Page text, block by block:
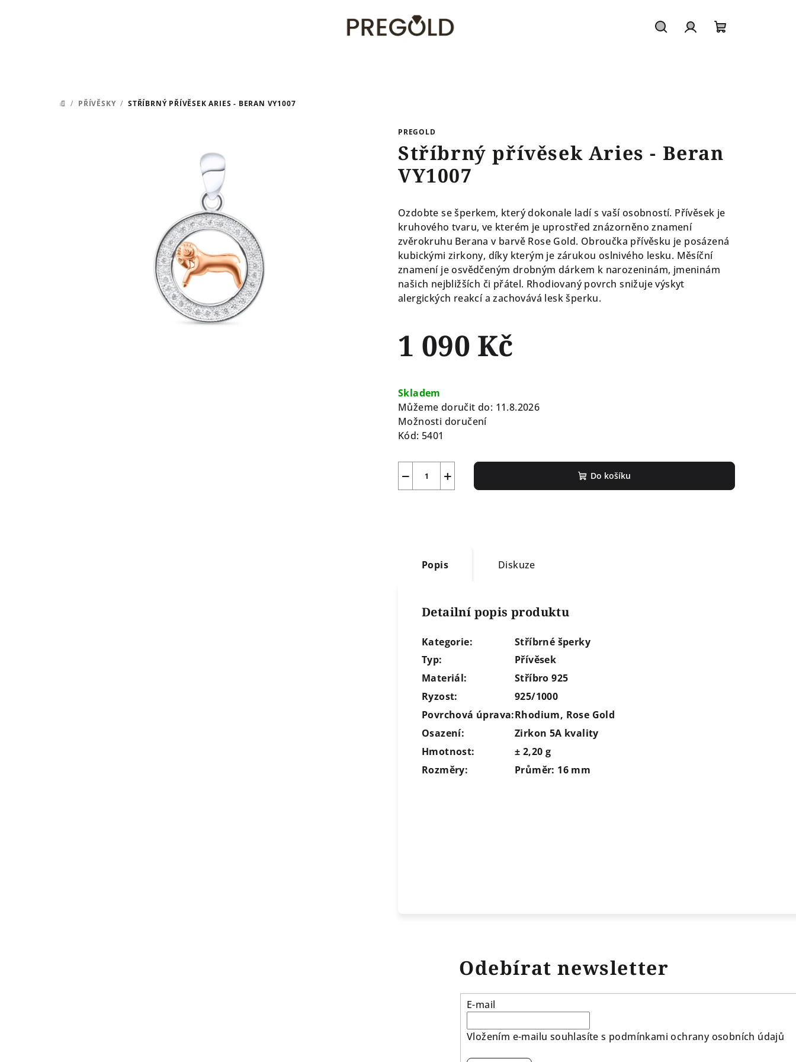
DOMŮ
/ PŘÍVĚSKY / STŘÍBRNÝ PŘÍVĚSEK ARIES - BERAN VY1007
PREGOLD
Stříbrný přívěsek Aries - Beran
VY1007
Ozdobte se šperkem, který dokonale ladí s vaší osobností. Přívěsek je
kruhového tvaru, ve kterém je uprostřed znázorněno znamení
zvěrokruhu Berana v barvě Rose Gold. Obroučka přívěsku je posázená
kubickými zirkony, díky kterým je zárukou oslnivého lesku. Měsíční
znamení je osvědčeným drobným dárkem k narozeninám, jmeninám
našich nejbližších či přátel. Rhodiovaný povrch snižuje výskyt
alergických reakcí a zachovává lesk šperku.
1 090 Kč
cena:
Skladem
Můžeme doručit do: 11.8.2026
Možnosti doručení
Kód: 5401
+
− Do košíku
Popis Diskuze
Detailní popis produktu
Kategorie:
Stříbrné šperky
Typ:
Přívěsek
Materiál:
Stříbro 925
Ryzost:
925/1000
Povrchová úprava:Rhodium, Rose Gold
Osazení:
Zirkon 5A kvality
Hmotnost:
± 2,20 g
Rozměry:
Průměr: 16 mm
Odebírat newsletter
E-mail
Vložením e-mailu souhlasíte s podmínkami ochrany osobních údajů